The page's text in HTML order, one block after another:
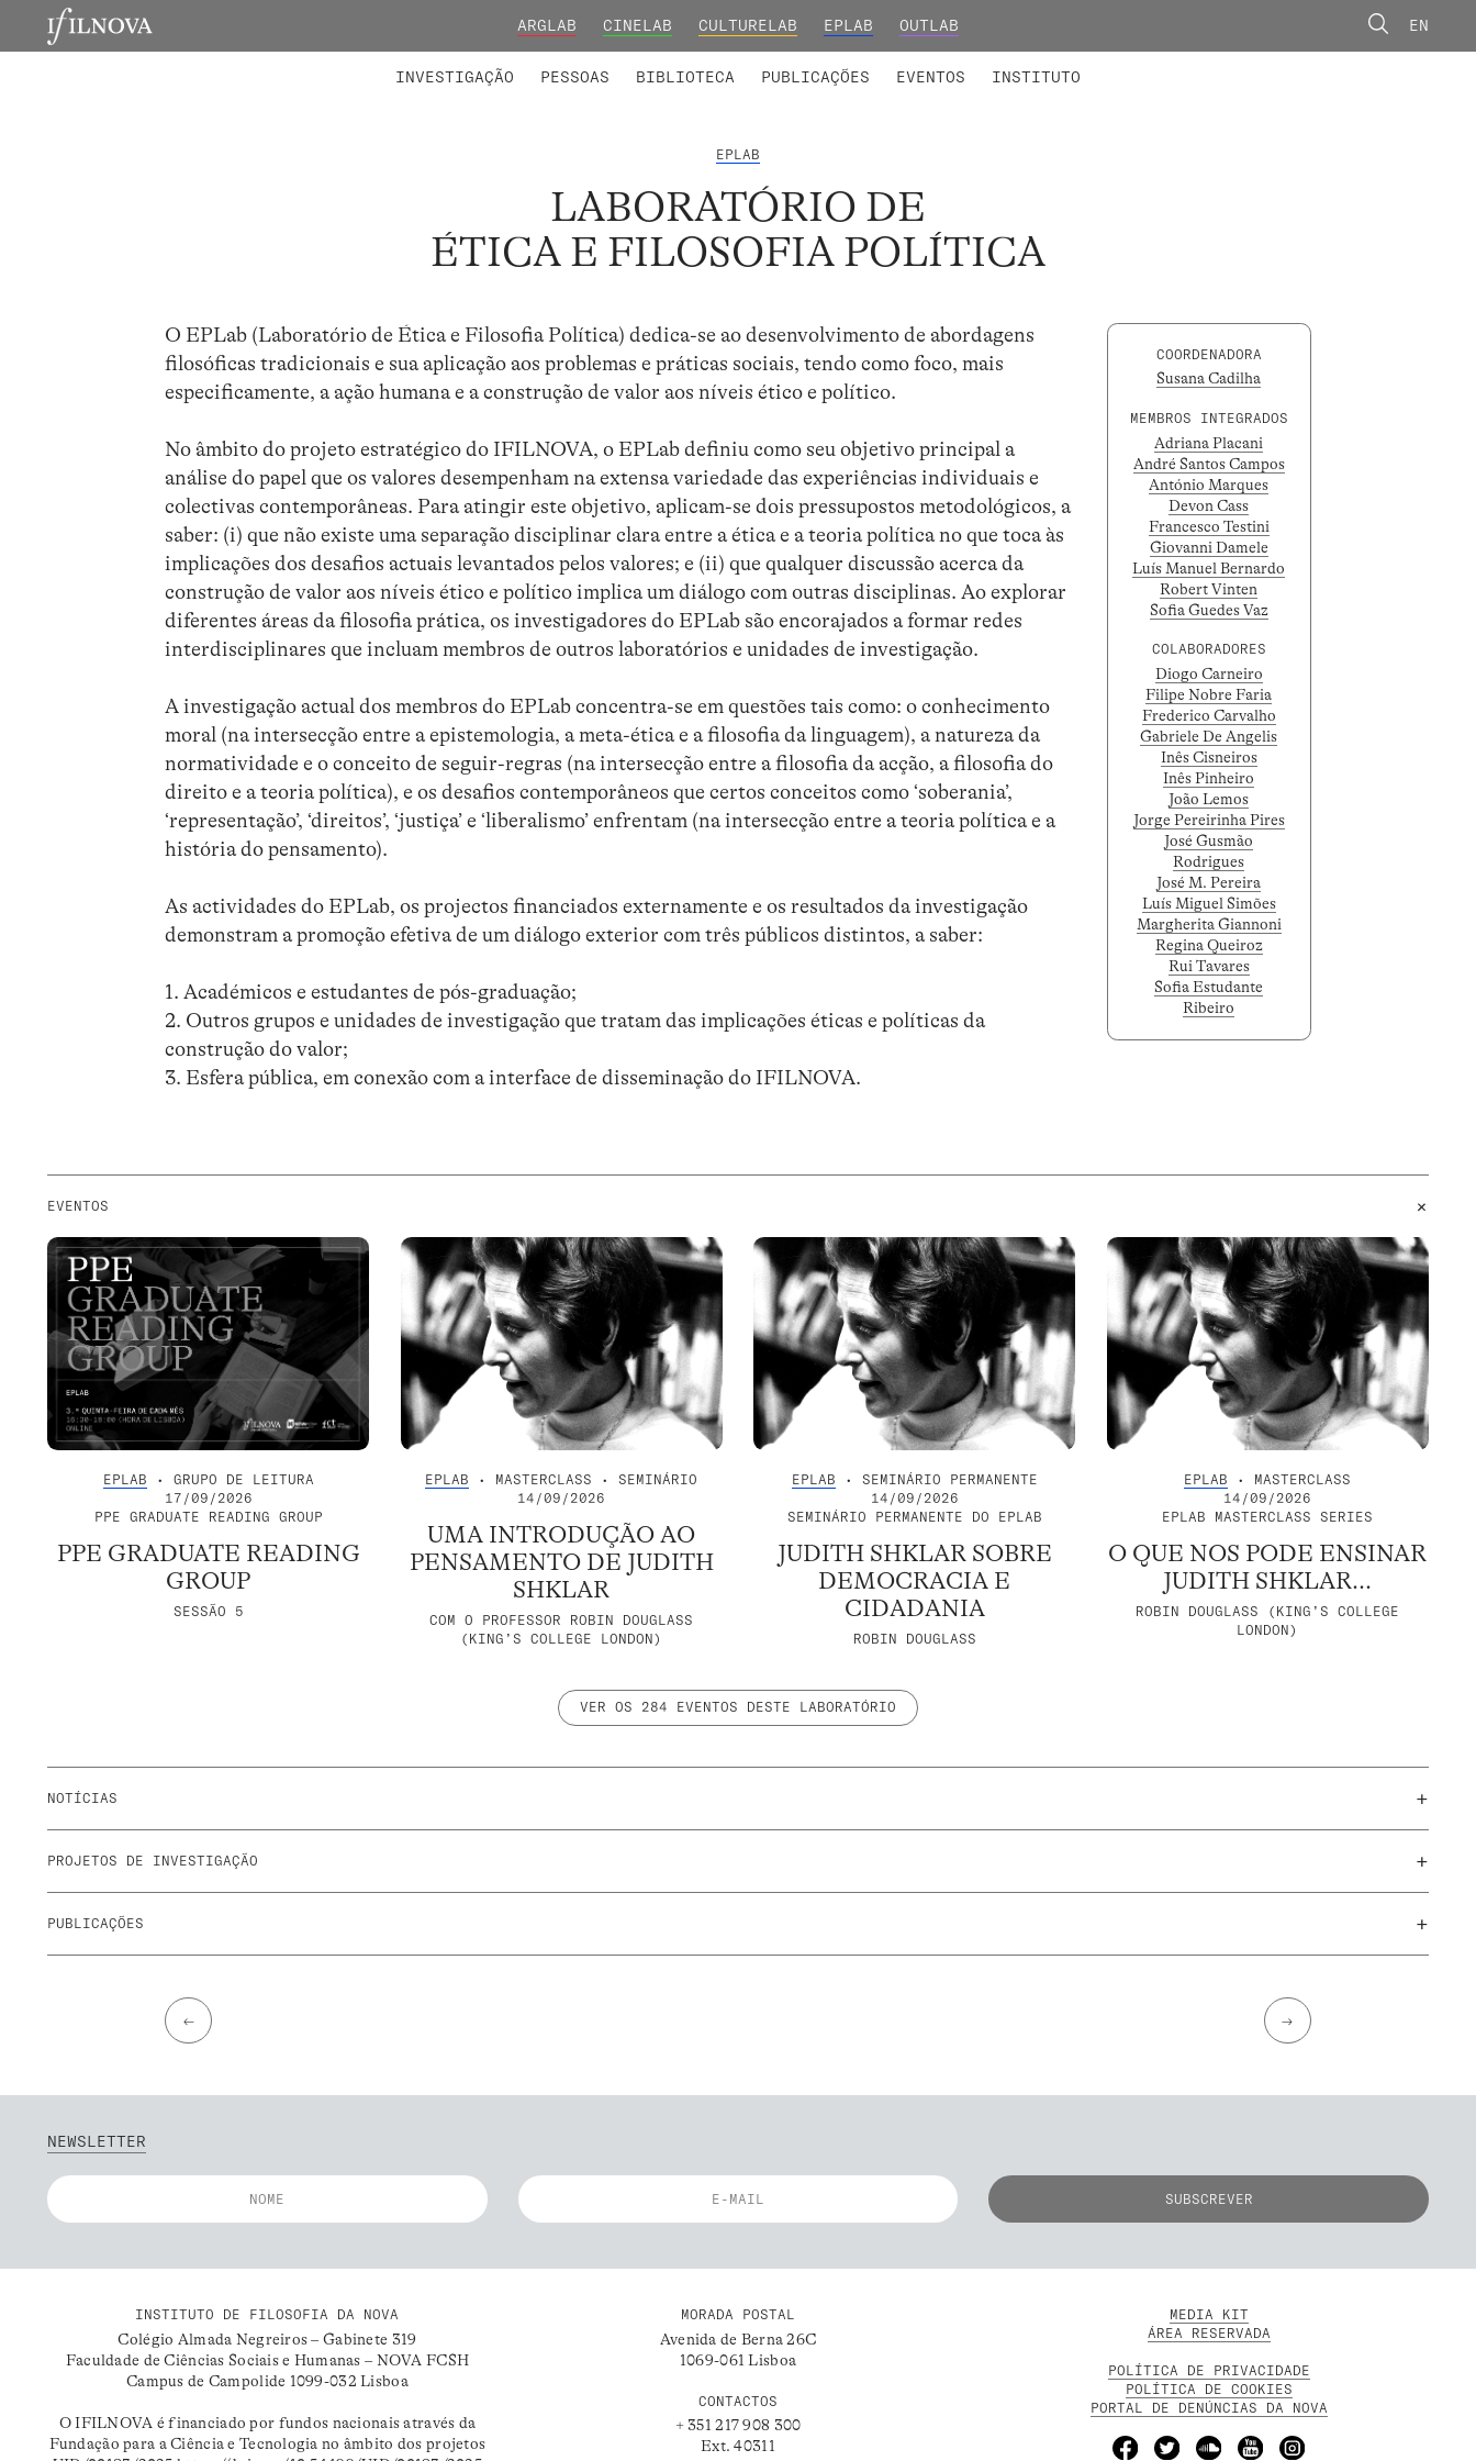
ARGLAB CINELAB CULTURELAB EPLAB OUTLAB EN
INVESTIGAÇÃO PESSOAS BIBLIOTECA PUBLICAÇÕES EVENTOS INSTITUTO
EPLAB
LABORATÓRIO DE
ÉTICA E FILOSOFIA POLÍTICA
O EPLab (Laboratório de Ética e Filosofia Política) dedica-se ao desenvolvimento de abordagens
filosóficas tradicionais e sua aplicação aos problemas e práticas sociais, tendo como foco, mais
especificamente, a ação humana e a construção de valor aos níveis ético e político.
No âmbito do projeto estratégico do IFILNOVA, o EPLab definiu como seu objetivo principal a
análise do papel que os valores desempenham na extensa variedade das experiências individuais e
colectivas contemporâneas. Para atingir este objetivo, aplicam-se dois pressupostos metodológicos, a
saber: (i) que não existe uma separação disciplinar clara entre a ética e a teoria política no que toca às
implicações dos desafios actuais levantados pelos valores; e (ii) que qualquer discussão acerca da
construção de valor aos níveis ético e político implica um diálogo com outras disciplinas. Ao explorar
diferentes áreas da filosofia prática, os investigadores do EPLab são encorajados a formar redes
interdisciplinares que incluam membros de outros laboratórios e unidades de investigação.
A investigação actual dos membros do EPLab concentra-se em questões tais como: o conhecimento
moral (na intersecção entre a epistemologia, a meta-ética e a filosofia da linguagem), a natureza da
normatividade e o conceito de seguir-regras (na intersecção entre a filosofia da acção, a filosofia do
direito e a teoria política), e os desafios contemporâneos que certos conceitos como ‘soberania’,
‘representação’, ‘direitos’, ‘justiça’ e ‘liberalismo’ enfrentam (na intersecção entre a teoria política e a
história do pensamento).
As actividades do EPLab, os projectos financiados externamente e os resultados da investigação
demonstram a promoção efetiva de um diálogo exterior com três públicos distintos, a saber:
1. Académicos e estudantes de pós-graduação;
2. Outros grupos e unidades de investigação que tratam das implicações éticas e políticas da
construção do valor;
3. Esfera pública, em conexão com a interface de disseminação do IFILNOVA.
COORDENADORA
Susana Cadilha
MEMBROS INTEGRADOS
Adriana Placani
André Santos Campos
António Marques
Devon Cass
Francesco Testini
Giovanni Damele
Luís Manuel Bernardo
Robert Vinten
Sofia Guedes Vaz
COLABORADORES
Diogo Carneiro
Filipe Nobre Faria
Frederico Carvalho
Gabriele De Angelis
Inês Cisneiros
Inês Pinheiro
João Lemos
Jorge Pereirinha Pires
José Gusmão
Rodrigues
José M. Pereira
Luís Miguel Simões
Margherita Giannoni
Regina Queiroz
Rui Tavares
Sofia Estudante
Ribeiro
EVENTOS +
EPLAB • GRUPO DE LEITURA
17/09/2026
PPE GRADUATE READING GROUP
PPE GRADUATE READING
GROUP
SESSÃO 5
EPLAB • MASTERCLASS • SEMINÁRIO
14/09/2026
UMA INTRODUÇÃO AO
PENSAMENTO DE JUDITH
SHKLAR
COM O PROFESSOR ROBIN DOUGLASS
(KING’S COLLEGE LONDON)
EPLAB • SEMINÁRIO PERMANENTE
14/09/2026
SEMINÁRIO PERMANENTE DO EPLAB
JUDITH SHKLAR SOBRE
DEMOCRACIA E
CIDADANIA
ROBIN DOUGLASS
EPLAB • MASTERCLASS
14/09/2026
EPLAB MASTERCLASS SERIES
O QUE NOS PODE ENSINAR
JUDITH SHKLAR...
ROBIN DOUGLASS (KING’S COLLEGE
LONDON)
VER OS 284 EVENTOS DESTE LABORATÓRIO
NOTÍCIAS +
PROJETOS DE INVESTIGAÇÃO +
PUBLICAÇÕES +
← →
NEWSLETTER
INSTITUTO DE FILOSOFIA DA NOVA
Colégio Almada Negreiros – Gabinete 319
Faculdade de Ciências Sociais e Humanas – NOVA FCSH
Campus de Campolide 1099-032 Lisboa
O IFILNOVA é financiado por fundos nacionais através da
Fundação para a Ciência e Tecnologia no âmbito dos projetos
MORADA POSTAL
Avenida de Berna 26C
1069-061 Lisboa
CONTACTOS
+ 351 217 908 300
Ext. 40311
MEDIA KIT
ÁREA RESERVADA
POLÍTICA DE PRIVACIDADE
POLÍTICA DE COOKIES
PORTAL DE DENÚNCIAS DA NOVA